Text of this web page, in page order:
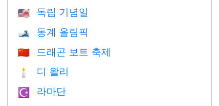
🇺🇸 독립 기념일
🎿 동계 올림픽
🇨🇳 드래곤 보트 축제
🕯 디 왈리
☪️ 라마단